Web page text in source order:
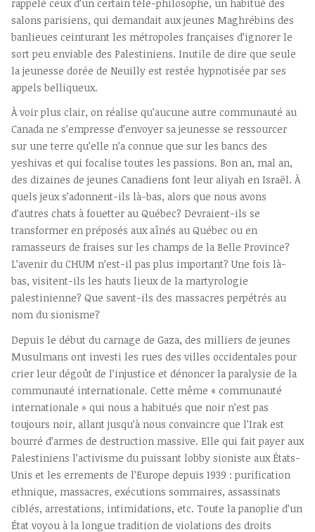
rappelé ceux d’un certain télé-philosophe, un habitué des
salons parisiens, qui demandait aux jeunes Maghrébins des
banlieues ceinturant les métropoles françaises d’ignorer le
sort peu enviable des Palestiniens. Inutile de dire que seule
la jeunesse dorée de Neuilly est restée hypnotisée par ses
appels belliqueux.
À voir plus clair, on réalise qu’aucune autre communauté au
Canada ne s’empresse d’envoyer sa jeunesse se ressourcer
sur une terre qu’elle n’a connue que sur les bancs des
yeshivas et qui focalise toutes les passions. Bon an, mal an,
des dizaines de jeunes Canadiens font leur aliyah en Israël. À
quels jeux s’adonnent-ils là-bas, alors que nous avons
d’autres chats à fouetter au Québec? Devraient-ils se
transformer en préposés aux aînés au Québec ou en
ramasseurs de fraises sur les champs de la Belle Province?
L’avenir du CHUM n’est-il pas plus important? Une fois là-
bas, visitent-ils les hauts lieux de la martyrologie
palestinienne? Que savent-ils des massacres perpétrés au
nom du sionisme?
Depuis le début du carnage de Gaza, des milliers de jeunes
Musulmans ont investi les rues des villes occidentales pour
crier leur dégoût de l’injustice et dénoncer la paralysie de la
communauté internationale. Cette même « communauté
internationale » qui nous a habitués que noir n’est pas
toujours noir, allant jusqu’à nous convaincre que l’Irak est
bourré d’armes de destruction massive. Elle qui fait payer aux
Palestiniens l’activisme du puissant lobby sioniste aux États-
Unis et les errements de l’Europe depuis 1939 : purification
ethnique, massacres, exécutions sommaires, assassinats
ciblés, arrestations, intimidations, etc. Toute la panoplie d’un
État voyou à la longue tradition de violations des droits